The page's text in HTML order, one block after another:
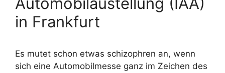
in Frankfurt
Es mutet schon etwas schizophren an, wenn
sich eine Automobilmesse ganz im Zeichen des